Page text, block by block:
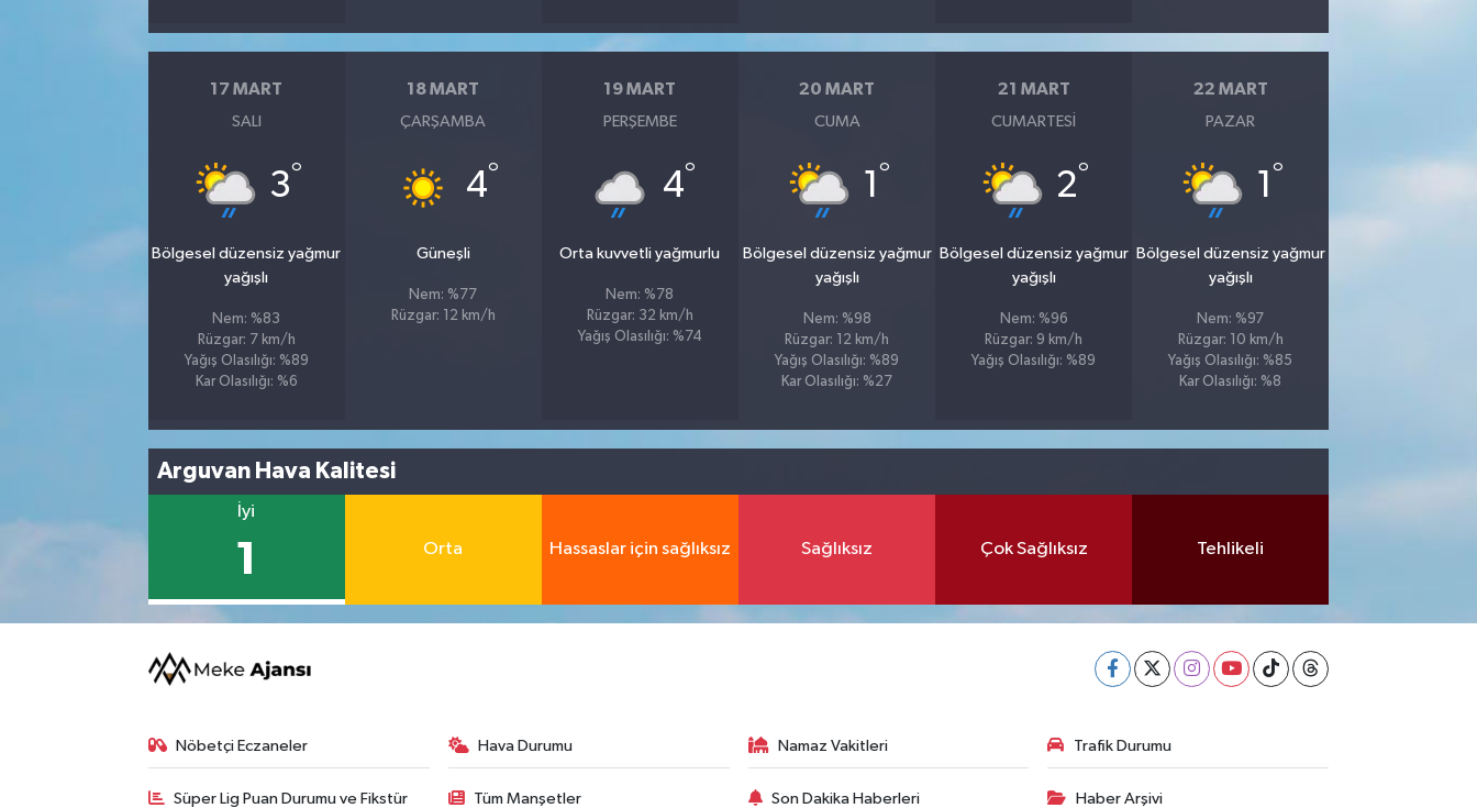
17 MART
SALI
3°
Bölgesel düzensiz yağmur
yağışlı
Nem: %83
Rüzgar: 7 km/h
Yağış Olasılığı: %89
Kar Olasılığı: %6
18 MART
ÇARŞAMBA
4°
Güneşli
Nem: %77
Rüzgar: 12 km/h
19 MART
PERŞEMBE
4°
Orta kuvvetli yağmurlu
Nem: %78
Rüzgar: 32 km/h
Yağış Olasılığı: %74
20 MART
CUMA
1 °
Bölgesel düzensiz yağmur
yağışlı
Nem: %98
Rüzgar: 12 km/h
Yağış Olasılığı: %89
Kar Olasılığı: %27
21 MART
CUMARTESI
2°
Bölgesel düzensiz yağmur
yağışlı
Nem: %96
Rüzgar: 9 km/h
Yağış Olasılığı: %89
22 MART
PAZAR
1 °
Bölgesel düzensiz yağmur
yağışlı
Nem: %97
Rüzgar: 10 km/h
Yağış Olasılığı: %85
Kar Olasılığı: %8
Arguvan Hava Kalitesi
İyi
1 Orta Hassaslar için sağlıksız Sağlıksız Çok Sağlıksız Tehlikeli
Nöbetçi Eczaneler Hava Durumu Namaz Vakitleri Trafik Durumu
Süper Lig Puan Durumu ve Fikstür Tüm Manşetler Son Dakika Haberleri Haber Arşivi